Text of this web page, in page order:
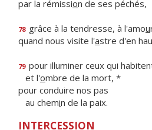
par la rémission de ses péchés,
78 grâce à la tendresse, à l'amou
quand nous visite l'astre d'en
79 pour illuminer ceux qui
et l'ombre de la mort, *
pour conduire nos pas
au chemin de la paix.
INTERCESSION